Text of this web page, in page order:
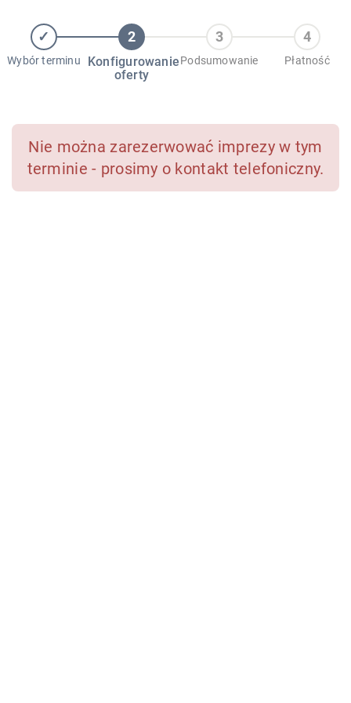
Wybór terminu
Konfigurowanie
oferty
Podsumowanie Płatność
Nie można zarezerwować imprezy w tym
terminie - prosimy o kontakt telefoniczny.